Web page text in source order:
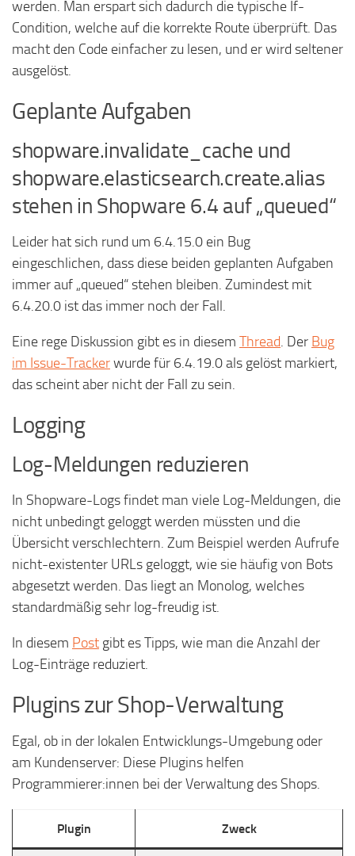
werden. Man erspart sich dadurch die typische If-
Condition, welche auf die korrekte Route überprüft. Das
macht den Code einfacher zu lesen, und er wird seltener
ausgelöst.
Geplante Aufgaben
shopware.invalidate_cache und
shopware.elasticsearch.create.alias
stehen in Shopware 6.4 auf „queued“
Leider hat sich rund um 6.4.15.0 ein Bug
eingeschlichen, dass diese beiden geplanten Aufgaben
immer auf „queued“ stehen bleiben. Zumindest mit
6.4.20.0 ist das immer noch der Fall.
Eine rege Diskussion gibt es in diesem Thread. Der Bug
im Issue-Trackerwurde für 6.4.19.0 als gelöst markiert,
das scheint aber nicht der Fall zu sein.
Logging
Log-Meldungen reduzieren
In Shopware-Logs findet man viele Log-Meldungen, die
nicht unbedingt geloggt werden müssten und die
Übersicht verschlechtern. Zum Beispiel werden Aufrufe
nicht-existenter URLs geloggt, wie sie häufig von Bots
abgesetzt werden. Das liegt an Monolog, welches
standardmäßig sehr log-freudig ist.
In diesem Post gibt es Tipps, wie man die Anzahl der
Log-Einträge reduziert.
Plugins zur Shop-Verwaltung
Egal, ob in der lokalen Entwicklungs-Umgebung oder
am Kundenserver: Diese Plugins helfen
Programmierer:innen bei der Verwaltung des Shops.
Plugin Zweck